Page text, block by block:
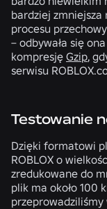
bardziej
procesu
– odbywała się
kompresję Gzip,
serwisu
Testowanie
Dzięki formatowi
ROBLOX o
zredukowane do
plik ma około 100